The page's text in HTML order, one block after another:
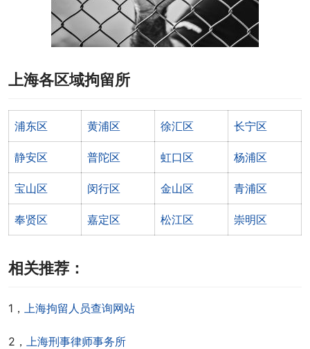
上海各区域拘留所
浦东区 黄浦区 徐汇区 长宁区
静安区 普陀区 虹口区 杨浦区
宝山区 闵行区 金山区 青浦区
奉贤区 嘉定区 松江区 崇明区
相关推荐：
1， 上海拘留人员查询网站
2， 上海刑事律师事务所